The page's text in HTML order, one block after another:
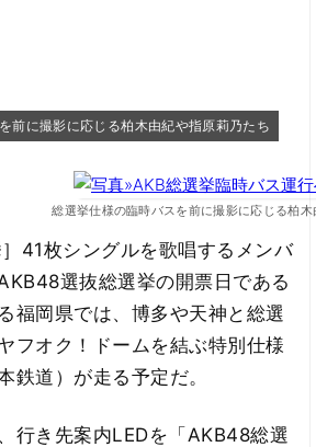
前に撮影に応じる柏木由紀や指原莉乃たち
総選挙仕様の臨時バスを前に撮影に応じる柏
41枚シングルを歌唱するメンバ
選抜総選挙の開票日である
福岡県では、博多や天神と総選
フオク！ドームを結ぶ特別仕様
鉄道）が走る予定だ。
行き先案内LEDを「AKB48総選